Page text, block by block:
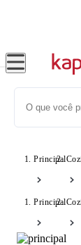
Principal
Principal